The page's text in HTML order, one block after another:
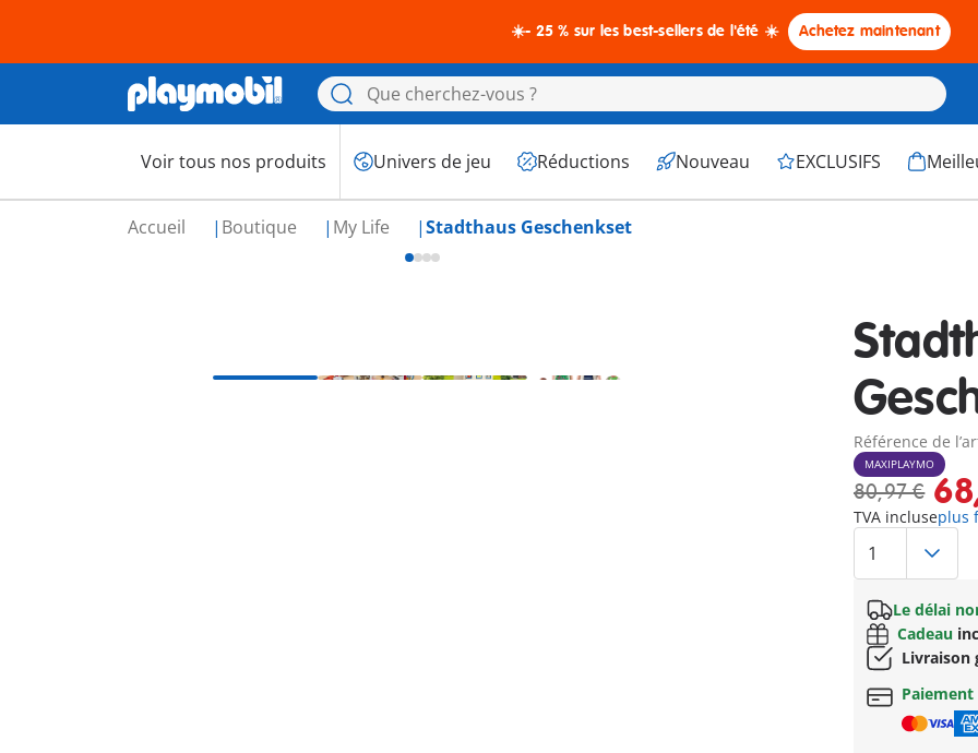
☀️- 25 % sur les best-sellers de l'été ☀️ Achetez maintenant
Voir tous nos produits Univers de jeu Réductions Nouveau EXCLUSIFS
Accueil Boutique My Life Stadthaus Geschenkset
Référence de
MAXIPLAYMO
80,97 €
TVA incluseplus
Le délai
Cadeau